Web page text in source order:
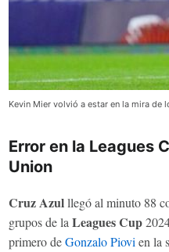
Kevin Mier volvió a estar en la mira de
Error en la Leagues
Union
Cruz Azulllegó al minuto 88
grupos de laLeagues Cup
primero deGonzalo Piovien la